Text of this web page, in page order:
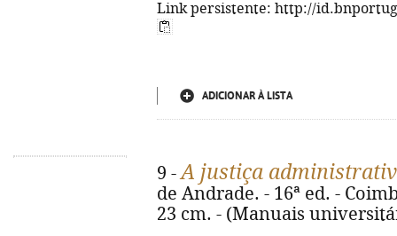
Link persistente: http://
ADICIONAR À LISTA
9 -A justiça
de Andrade. - 16ª ed. -
23 cm. - (Manuais